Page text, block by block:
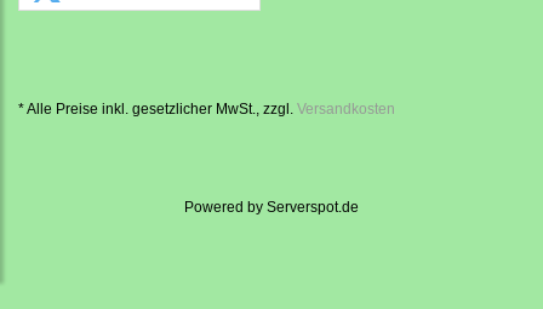
* Alle Preise inkl. gesetzlicher MwSt., zzgl. Versandkosten
Powered by Serverspot.de